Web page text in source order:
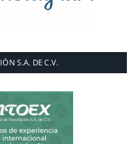
S.A. DE C.V.